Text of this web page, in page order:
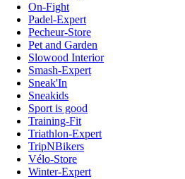
On-Fight
Padel-Expert
Pecheur-Store
Pet and Garden
Slowood Interior
Smash-Expert
Sneak'In
Sneakids
Sport is good
Training-Fit
Triathlon-Expert
TripNBikers
Vélo-Store
Winter-Expert